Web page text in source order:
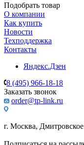
Подобрать товар
О компании
Как купить
Новости
Техподдержка
Контакты
Яндекс.Дзен
8 (495) 966-18-18
Заказать звонок
order@tp-link.ru
г. Москва,